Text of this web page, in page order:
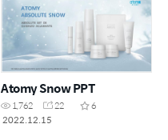
Atomy Snow PPT
1,762 22
6
2022.12.15